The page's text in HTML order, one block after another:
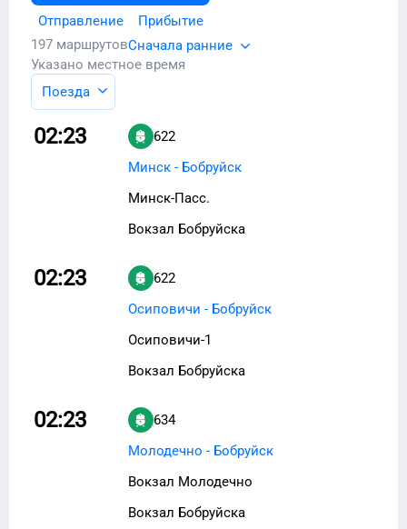
Отправление
Прибытие
197 маршрутовСначала ранние
Указано местное время
Поезда
02:23
622
Минск - Бобруйск
Минск-Пасс.
Вокзал Бобруйска
02:23
622
Осиповичи - Бобруйск
Осиповичи-1
Вокзал Бобруйска
02:23
634
Молодечно - Бобруйск
Вокзал Молодечно
Вокзал Бобруйска